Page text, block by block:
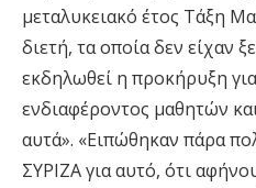
μεταλυκειακό έτος Τάξη
διετή, τα οποία δεν είχαν
εκδηλωθεί η προκήρυξη
ενδιαφέροντος μαθητών
αυτά». «Ειπώθηκαν πάρα
ΣΥΡΙΖΑ για αυτό, ότι